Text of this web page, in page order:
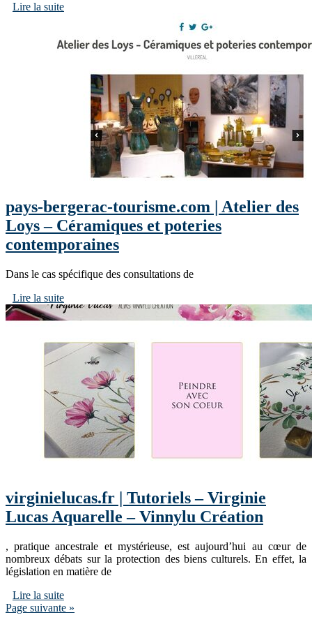
Lire la suite
pays-bergerac-tourisme.com | Atelier des
Loys – Céramiques et poteries
contemporaines
Dans le cas spécifique des consultations de
Lire la suite
virginielucas.fr | Tutoriels – Virginie
Lucas Aquarelle – Vinnylu Création
, pratique ancestrale et mystérieuse, est aujourd’hui au cœur de
nombreux débats sur la protection des biens culturels. En effet, la
législation en matière de
Lire la suite
Page suivante »